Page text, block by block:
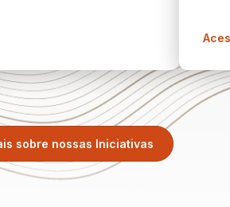
sobre nossas Iniciativas